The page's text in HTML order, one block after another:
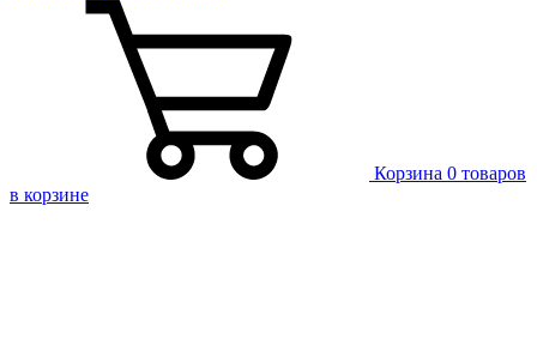
Корзина 0 товаров
в корзине